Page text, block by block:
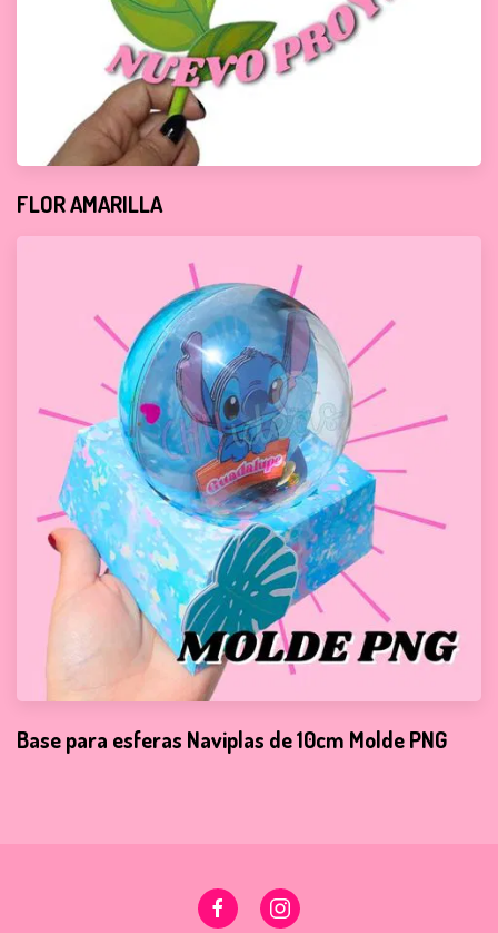
FLOR AMARILLA
Base para esferas Naviplas de 10cm Molde PNG